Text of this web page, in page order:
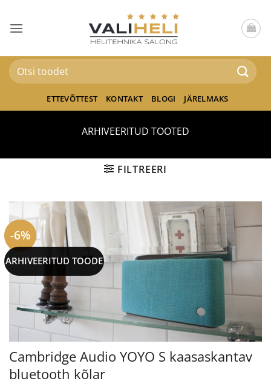
content
Otsi:
ETTEVÕTTEST KONTAKT BLOGI JÄRELMAKS
ARHIVEERITUD TOOTED
FILTREERI
-6%
ARHIVEERITUD TOODE
Cambridge Audio YOYO S kaasaskantav
bluetooth kõlar